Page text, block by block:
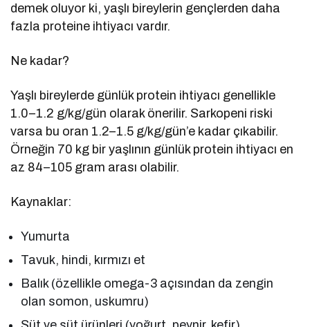
demek oluyor ki, yaşlı bireylerin gençlerden daha
fazla proteine ihtiyacı vardır.
Ne kadar?
Yaşlı bireylerde günlük protein ihtiyacı genellikle
1.0–1.2 g/kg/gün olarak önerilir. Sarkopeni riski
varsa bu oran 1.2–1.5 g/kg/gün’e kadar çıkabilir.
Örneğin 70 kg bir yaşlının günlük protein ihtiyacı en
az 84–105 gram arası olabilir.
Kaynaklar:
Yumurta
Tavuk, hindi, kırmızı et
Balık (özellikle omega-3 açısından da zengin
olan somon, uskumru)